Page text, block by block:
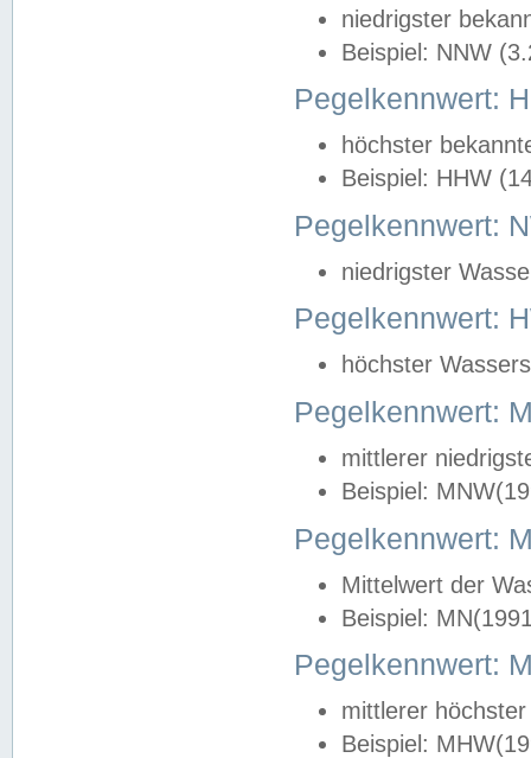
niedrigster
Beispiel: NNW
Pegelkennwert:
höchster
Beispiel: HHW
Pegelkennwert:
niedrigster
Pegelkennwert:
höchster
Pegelkennwert:
mittlerer
Beispiel:
Pegelkennwert:
Mittelwert der
Beispiel:
Pegelkennwert:
mittlerer
Beispiel: